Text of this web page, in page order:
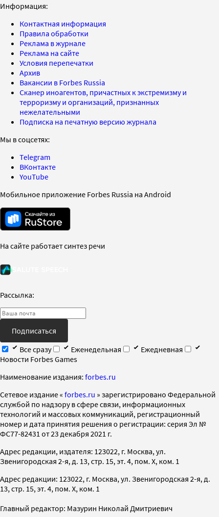
Информация:
Контактная информация
Правила обработки
Реклама в журнале
Реклама на сайте
Условия перепечатки
Архив
Вакансии в Forbes Russia
Сканер иноагентов, причастных к экстремизму и
терроризму и организаций, признанных
нежелательными
Подписка на печатную версию журнала
Мы в соцсетях:
Telegram
ВКонтакте
YouTube
Мобильное приложение Forbes Russia на Android
На сайте работает синтез речи
Рассылка:
Подписаться
Все сразу
Еженедельная
Ежедневная
Новости Forbes Games
Наименование издания: forbes.ru
Cетевое издание « forbes.ru » зарегистрировано Федеральной
службой по надзору в сфере связи, информационных
технологий и массовых коммуникаций, регистрационный
номер и дата принятия решения о регистрации: серия Эл №
ФС77-82431 от 23 декабря 2021 г.
Адрес редакции, издателя: 123022, г. Москва, ул.
Звенигородская 2-я, д. 13, стр. 15, эт. 4, пом. X, ком. 1
Адрес редакции: 123022, г. Москва, ул. Звенигородская 2-я, д.
13, стр. 15, эт. 4, пом. X, ком. 1
Главный редактор: Мазурин Николай Дмитриевич